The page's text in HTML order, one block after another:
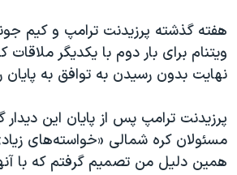
هفته گذشته پرزیدنت ترامپ و کیم
ویتنام برای بار دوم با یکدیگر ملاقات
نهایت بدون رسیدن به توافق به پایان
پرزیدنت ترامپ پس از پایان این دیدار
مسئولان کره شمالی «خواسته‌های
همین دلیل من تصمیم گرفتم که با